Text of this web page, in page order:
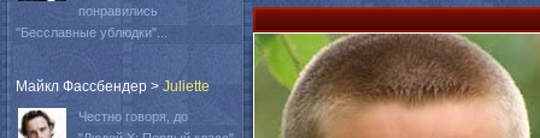
понравились
"Бесславные ублюдки"...
Майкл Фассбендер > Juliette
Честно говоря, до